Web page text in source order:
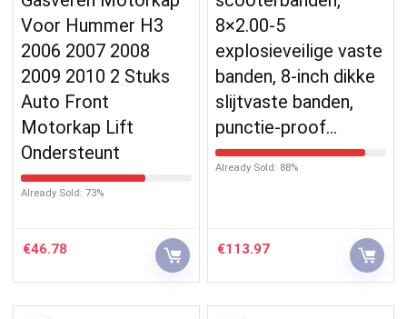
Voor Hummer H3
2006 2007 2008
2009 2010 2 Stuks
Auto Front
Motorkap Lift
Ondersteunt
Already Sold: 73%
€46.78
8×2.00-5
explosieveilige vaste
banden, 8-inch dikke
slijtvaste banden,
punctie-proof…
Already Sold: 88%
€113.97